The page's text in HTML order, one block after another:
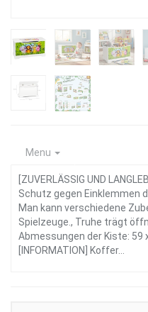
Menu
[ZUVERLÄSSIG UND
Schutz gegen Einklemmen
Man kann verschiedene
Spielzeuge., Truhe trägt
Abmessungen der Kiste: 59
[INFORMATION] Koffer…